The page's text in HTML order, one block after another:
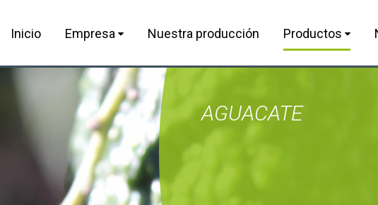
Inicio Empresa Nuestra producción Productos
AGUACATE